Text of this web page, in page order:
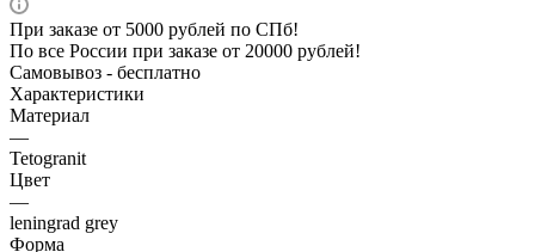
При заказе от 5000 рублей по СПб!
По все России при заказе от 20000 рублей!
Самовывоз - бесплатно
Характеристики
Материал
—
Tetogranit
Цвет
—
leningrad grey
Форма